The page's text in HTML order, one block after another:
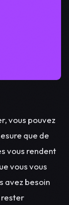
vous pouvez
que de
vous rendent
vous vous
avez besoin
rester